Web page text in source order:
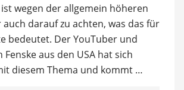
wegen der allgemein höheren
auch darauf zu achten, was das für
bedeutet. Der YouTuber und
Fenske aus den USA hat sich
diesem Thema und kommt …